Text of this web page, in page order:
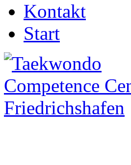
Kontakt
Start